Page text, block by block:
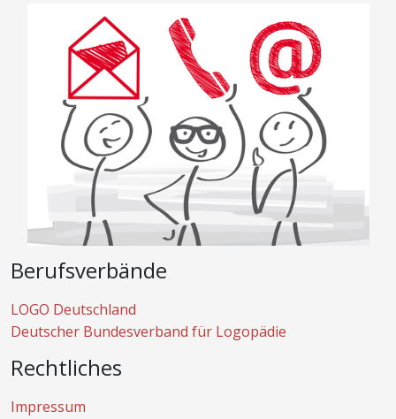
Berufsverbände
LOGO Deutschland
Deutscher Bundesverband für Logopädie
Rechtliches
Impressum